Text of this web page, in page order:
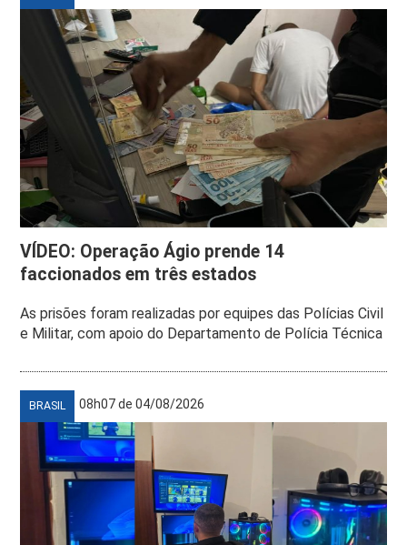
VÍDEO: Operação Ágio prende 14
faccionados em três estados
As prisões foram realizadas por equipes das Polícias Civil
e Militar, com apoio do Departamento de Polícia Técnica
BRASIL 08h07 de 04/08/2026